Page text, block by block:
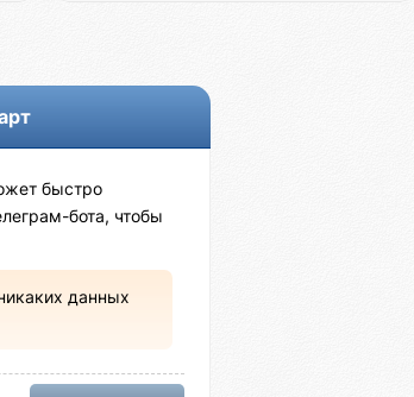
быстро
бота, чтобы
данных